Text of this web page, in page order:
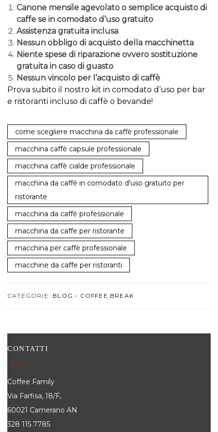
Canone mensile agevolato o semplice acquisto di
caffe se in comodato d’uso gratuito
Assistenza gratuita inclusa
Nessun obbligo di acquisto della macchinetta
Niente spese di riparazione ovvero sostituzione
gratuita in caso di guasto
Nessun vincolo per l’acquisto di caffè
Prova subito il nostro kit in comodato d’uso per bar
e ristoranti incluso di caffè o bevande!
come scegliere macchina da caffè professionale
macchina caffè capsule professionale
macchina caffè cialde professionale
macchina da caffè in comodato d'uso gratuito per
ristorante
macchina da caffè professionale
macchina da caffe per ristorante
macchina per caffè professionale
macchine da caffe per ristoranti
CATEGORIE: BLOG - COFFEE BREAK
CONTATTI
Coffee Family
Via Farfisa, 18/F,
60021 Camerano AN
328 115 7785